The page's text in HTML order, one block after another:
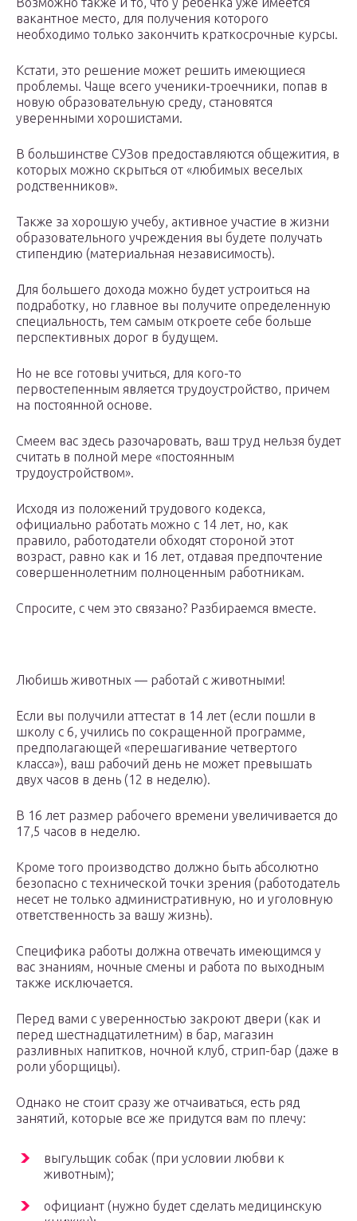
вакантное место, для получения которого
необходимо только закончить краткосрочные курсы.
Кстати, это решение может решить имеющиеся
проблемы. Чаще всего ученики-троечники, попав в
новую образовательную среду, становятся
уверенными хорошистами.
В большинстве СУЗов предоставляются общежития, в
которых можно скрыться от «любимых веселых
родственников».
Также за хорошую учебу, активное участие в жизни
образовательного учреждения вы будете получать
стипендию (материальная независимость).
Для большего дохода можно будет устроиться на
подработку, но главное вы получите определенную
специальность, тем самым откроете себе больше
перспективных дорог в будущем.
Но не все готовы учиться, для кого-то
первостепенным является трудоустройство, причем
на постоянной основе.
Смеем вас здесь разочаровать, ваш труд нельзя будет
считать в полной мере «постоянным
трудоустройством».
Исходя из положений трудового кодекса,
официально работать можно с 14 лет, но, как
правило, работодатели обходят стороной этот
возраст, равно как и 16 лет, отдавая предпочтение
совершеннолетним полноценным работникам.
Спросите, с чем это связано? Разбираемся вместе.
Любишь животных — работай с животными!
Если вы получили аттестат в 14 лет (если пошли в
школу с 6, учились по сокращенной программе,
предполагающей «перешагивание четвертого
класса»), ваш рабочий день не может превышать
двух часов в день (12 в неделю).
В 16 лет размер рабочего времени увеличивается до
17,5 часов в неделю.
Кроме того производство должно быть абсолютно
безопасно с технической точки зрения (работодатель
несет не только административную, но и уголовную
ответственность за вашу жизнь).
Специфика работы должна отвечать имеющимся у
вас знаниям, ночные смены и работа по выходным
также исключается.
Перед вами с уверенностью закроют двери (как и
перед шестнадцатилетним) в бар, магазин
разливных напитков, ночной клуб, стрип-бар (даже в
роли уборщицы).
Однако не стоит сразу же отчаиваться, есть ряд
занятий, которые все же придутся вам по плечу:
выгульщик собак (при условии любви к
животным);
официант (нужно будет сделать медицинскую